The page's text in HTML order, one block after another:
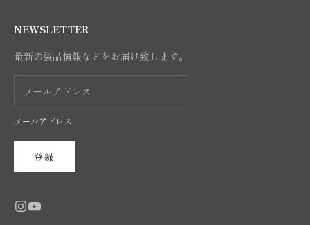
NEWSLETTER
最新の製品情報などをお届け致します。
メールアドレス
登録